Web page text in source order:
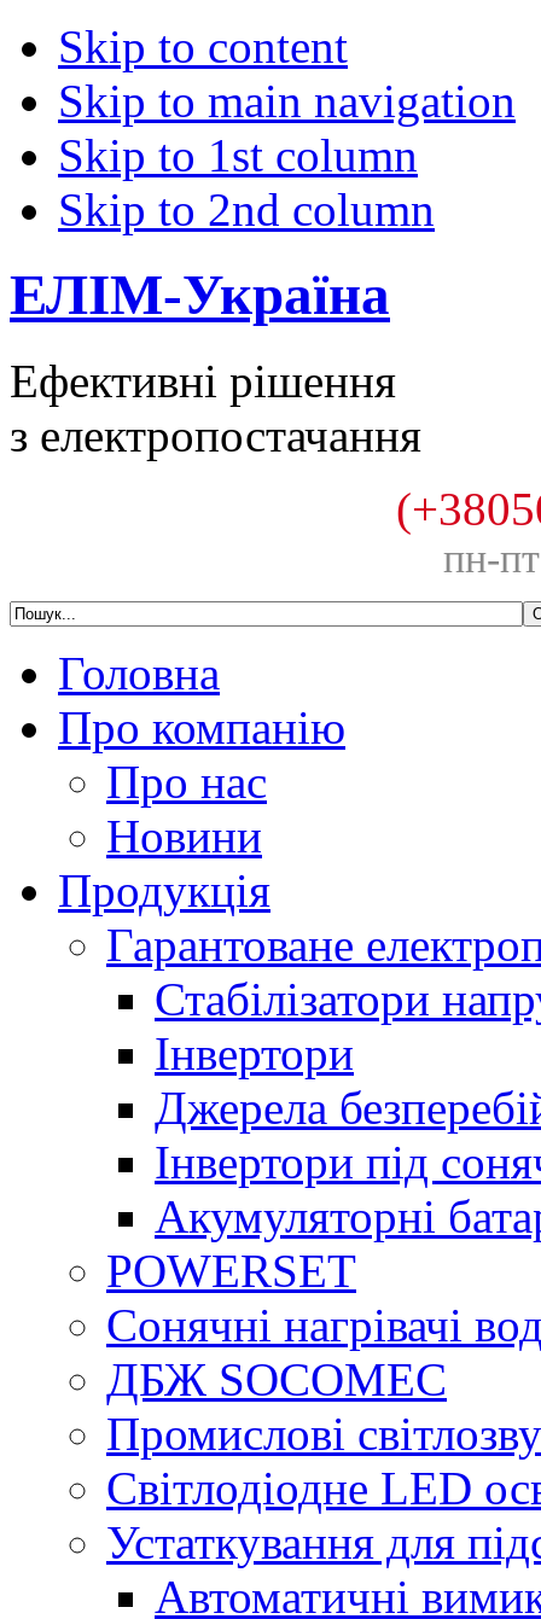
Skip to content
Skip to main navigation
Skip to 1st column
Skip to 2nd column
ЕЛІМ-Україна
Ефективні рішення
з електропостачання
пн-
Головна
Про компанію
Про нас
Новини
Продукція
Гарантоване
Стабілізатори
Інвертори
Джерела
Інвертори під
Акумуляторні
POWERSET
Сонячні нагрівачі
ДБЖ SOCOMEC
Промислові
Світлодіодне LED
Устаткування для
Автоматичні